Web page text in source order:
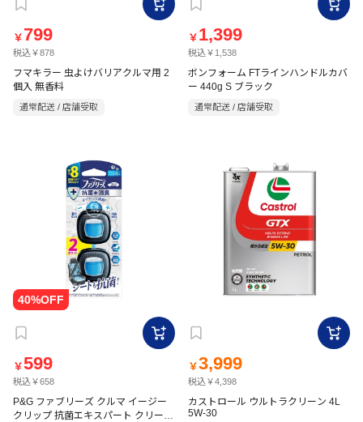
￥ 799
税込￥878
フマキラー 虫よけバリアクルマ用 2
個入 無香料
通常配送 / 店舗受取
￥ 1,399
税込￥1,538
ボンフォーム FTラインハンドルカバ
ー 440g S ブラック
通常配送 / 店舗受取
￥599
税込￥658
P&G ファブリーズ クルマ イージー
クリップ 抗菌エキスパート クリー
￥3,999
税込￥4,398
カストロール ウルトラクリーン 4L
5W-30